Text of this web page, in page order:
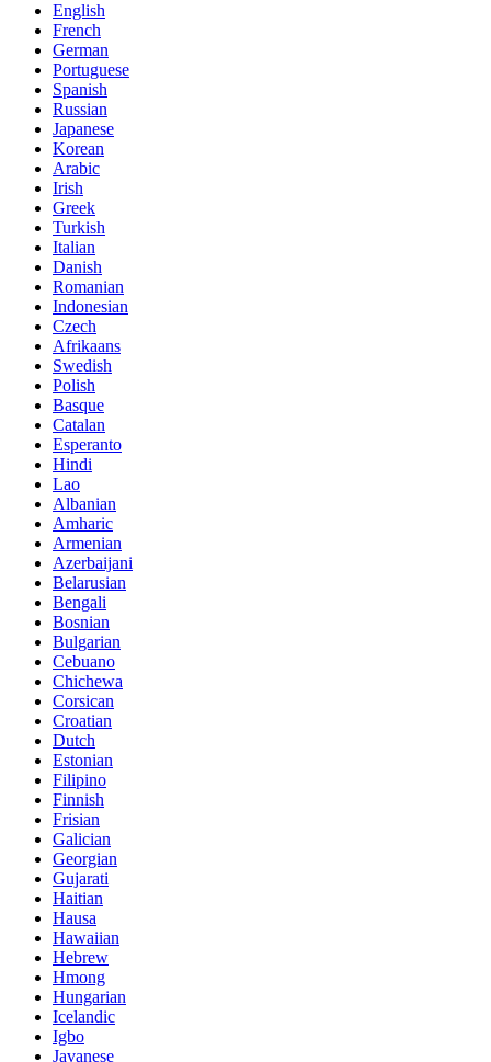
English
French
German
Portuguese
Spanish
Russian
Japanese
Korean
Arabic
Irish
Greek
Turkish
Italian
Danish
Romanian
Indonesian
Czech
Afrikaans
Swedish
Polish
Basque
Catalan
Esperanto
Hindi
Lao
Albanian
Amharic
Armenian
Azerbaijani
Belarusian
Bengali
Bosnian
Bulgarian
Cebuano
Chichewa
Corsican
Croatian
Dutch
Estonian
Filipino
Finnish
Frisian
Galician
Georgian
Gujarati
Haitian
Hausa
Hawaiian
Hebrew
Hmong
Hungarian
Icelandic
Igbo
Javanese